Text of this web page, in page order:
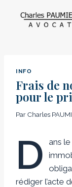
INFO
Frais de
pour le
Par Charles
D
ans
rédiger l’acte